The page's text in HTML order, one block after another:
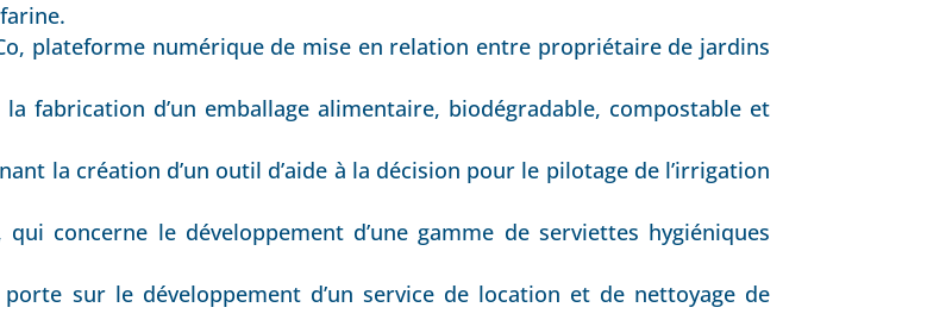
plateforme numérique de mise en relation entre propriétaire de jardins
la fabrication d’un emballage alimentaire, biodégradable, compostable et
la création d’un outil d’aide à la décision pour le pilotage de l’irrigation
concerne le développement d’une gamme de serviettes hygiéniques
sur le développement d’un service de location et de nettoyage de